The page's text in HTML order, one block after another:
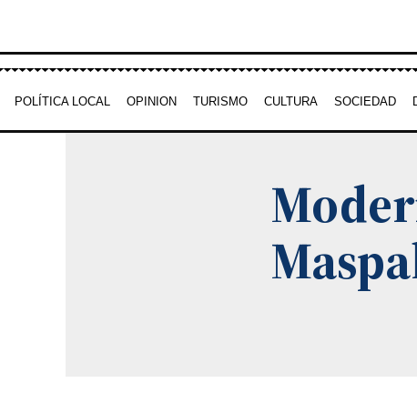
contenido
POLÍTICA LOCAL OPINION TURISMO CULTURA SOCIEDAD